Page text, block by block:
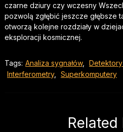
czarne dziury czy wczesny
pozwolą zgłębić jeszcze głębsze
otworzą kolejne rozdziały w
eksploracji kosmicznej.
Tags: Analiza sygnałów,
Interferometry, Superkomputery
Related